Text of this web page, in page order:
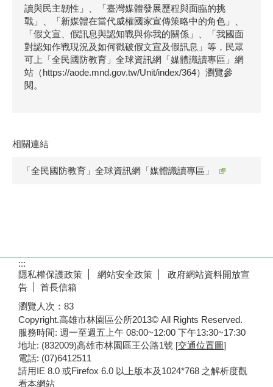
讀與民主韌性」、「臺灣媒體發展歷程與面臨的挑
戰」、「新媒體在當代威權國家宣傳策略中的角色」、
「假文宣、假訊息與認知戰與你我的關係」、「我國面
對認知作戰現況及如何戳破假文宣及假訊息」等，民眾
可上「全民國防教育」全球資訊網「媒體識讀專區」網
站（https://aode.mnd.gov.tw/Unit/index/364）瀏覽參
閱。
相關連結
「全民國防教育」全球資訊網「媒體識讀專區」
:::
隱私權保護政策
網站安全政策
政府網站資料開放宣
告
首長信箱
瀏覽人次： 83
Copyright.高雄市林園區公所2013© All Rights Reserved.
服務時間: 週一至週五上午 08:00~12:00 下午13:30~17:30
地址: (832009)高雄市林園區王公路1號 [交通位置圖]
電話: (07)6412511
請用IE 8.0 或Firefox 6.0 以上版本及1024*768 之解析度觀
看本網站